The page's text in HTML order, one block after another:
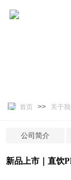
首页 >> 关于
公司简介
新品上市｜直饮